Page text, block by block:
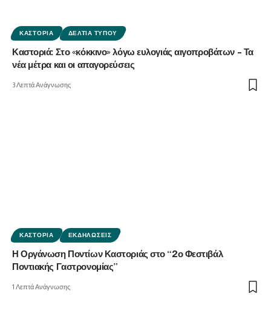
ΚΑΣΤΟΡΙΆ ΔΕΛΤΊΑ ΤΎΠΟΥ
Καστοριά: Στο «κόκκινο» λόγω ευλογιάς αιγοπροβάτων – Τα
νέα μέτρα και οι απαγορεύσεις
3 Λεπτά Ανάγνωσης
ΚΑΣΤΟΡΙΆ ΕΚΔΗΛΏΣΕΙΣ
Η Οργάνωση Ποντίων Καστοριάς στο “2ο Φεστιβάλ
Ποντιακής Γαστρονομίας”
1 Λεπτά Ανάγνωσης